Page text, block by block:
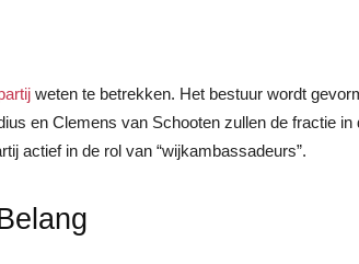
weten te betrekken. Het bestuur wordt
en Clemens van Schooten zullen de fractie in
actief in de rol van “wijkambassadeurs”.